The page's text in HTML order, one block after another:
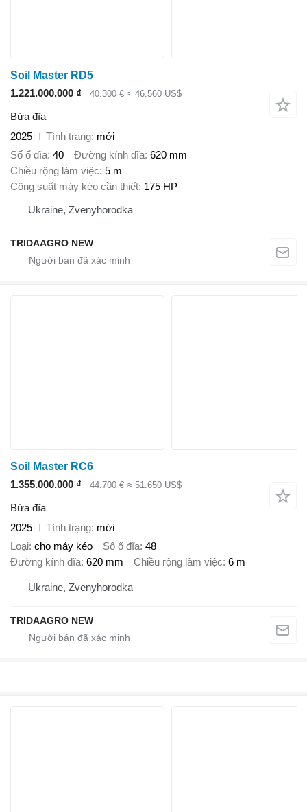
Soil Master RD5
1.221.000.000 ₫
40.300 € ≈ 46.560 US$
Bừa đĩa
2025
Tình trạng mới
Số ổ đĩa 40 Đường kính đĩa 620 mm
Chiều rộng làm việc 5 m
Công suất máy kéo cần thiết 175 HP
Ukraine, Zvenyhorodka
TRIDAAGRO NEW
Soil Master RC6
1.355.000.000 ₫
44.700 € ≈ 51.650 US$
Bừa đĩa
2025
Tình trạng mới
Loại cho máy kéo Số ổ đĩa 48
Đường kính đĩa 620 mm Chiều rộng làm việc 6 m
Ukraine, Zvenyhorodka
TRIDAAGRO NEW